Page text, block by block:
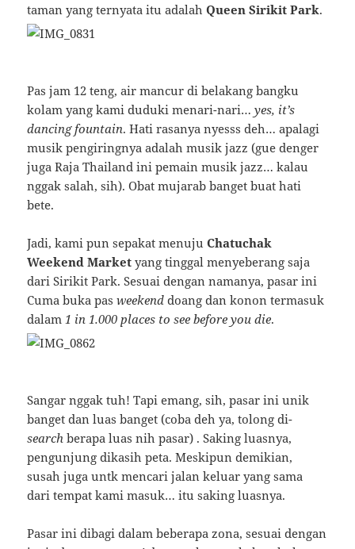
taman yang ternyata itu adalahQueen Sirikit Park.
Pas jam 12 teng, air mancur di belakang bangku
kolam yang kami duduki menari-nari…yes, it’s
dancing fountain. Hati rasanya nyesss deh… apalagi
musik pengiringnya adalah musik jazz (gue denger
juga Raja Thailand ini pemain musik jazz… kalau
nggak salah, sih). Obat mujarab banget buat hati
bete.
Jadi, kami pun sepakat menujuChatuchak
Weekend Market yang tinggal menyeberang saja
dari Sirikit Park. Sesuai dengan namanya, pasar ini
Cuma buka pasweekend doang dan konon termasuk
dalam1 in 1.000 places to see before you die.
Sangar nggak tuh! Tapi emang, sih, pasar ini unik
banget dan luas banget (coba deh ya, tolong di-
search berapa luas nih pasar) . Saking luasnya,
pengunjung dikasih peta. Meskipun demikian,
susah juga untk mencari jalan keluar yang sama
dari tempat kami masuk… itu saking luasnya.
Pasar ini dibagi dalam beberapa zona, sesuai dengan